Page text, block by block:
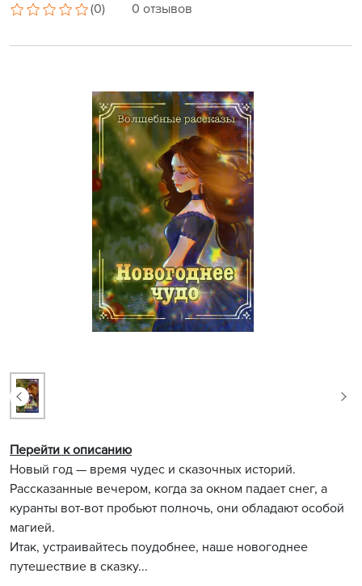
(0) 0 отзывов
Новый год — время чудес и сказочных историй.
Рассказанные вечером, когда за окном падает снег, а
куранты вот-вот пробьют полночь, они обладают особой
магией.
Итак, устраивайтесь поудобнее, наше новогоднее
путешествие в сказку...
Перейти к описанию